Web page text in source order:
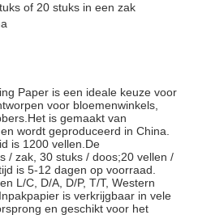
of 20 stuks in een zak
Paper is een ideale keuze voor
voor bloemenwinkels,
is gemaakt van
wordt geproduceerd in China.
is 1200 vellen.De
/ zak, 30 stuks / doos;20 vellen /
is 5-12 dagen op voorraad.
L/C, D/A, D/P, T/T, Western
is verkrijgbaar in vele
en geschikt voor het